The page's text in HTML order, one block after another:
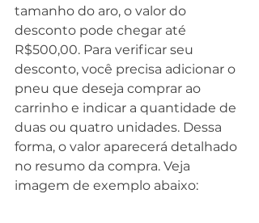
tamanho do aro, o valor do
desconto pode chegar até
R$500,00. Para verificar seu
desconto, você precisa adicionar o
pneu que deseja comprar ao
carrinho e indicar a quantidade de
duas ou quatro unidades. Dessa
forma, o valor aparecerá detalhado
no resumo da compra. Veja
imagem de exemplo abaixo: